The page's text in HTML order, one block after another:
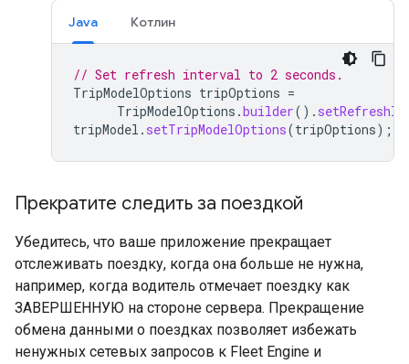
Java Котлин
// Set refresh interval to 2 seconds.
TripModelOptions tripOptions =
TripModelOptions .builder().
tripModel . setTripModelOptions(tripOptions);
Прекратите следить за поездкой
Убедитесь, что ваше приложение прекращает
отслеживать поездку, когда она больше не нужна,
например, когда водитель отмечает поездку как
ЗАВЕРШЕННУЮ на стороне сервера. Прекращение
обмена данными о поездках позволяет избежать
ненужных сетевых запросов к Fleet Engine и